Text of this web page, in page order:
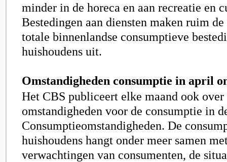
minder in de horeca en aan recreatie en
Bestedingen aan diensten maken ruim
totale binnenlandse consumptieve
huishoudens uit.
Omstandigheden consumptie in april
Het CBS publiceert elke maand ook over
omstandigheden voor de consumptie in
Consumptieomstandigheden. De
huishoudens hangt onder meer samen
verwachtingen van consumenten, de